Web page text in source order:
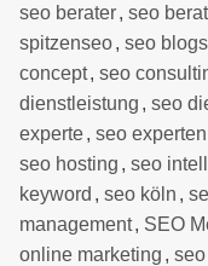
seo berater, seo
spitzenseo, seo blogs
concept, seo
dienstleistung , seo
experte, seo experten
seo hosting , seo
keyword , seo köln ,
management, SEO
online marketing ,